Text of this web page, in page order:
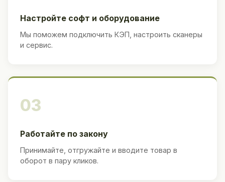
Настройте софт и оборудование
Мы поможем подключить КЭП, настроить сканеры
и сервис.
03
Работайте по закону
Принимайте, отгружайте и вводите товар в
оборот в пару кликов.